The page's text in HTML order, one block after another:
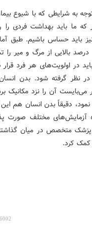
به شرایطی که با شیوع
ما باید بهداشت فردی را
باید حساس باشیم. طبق
درصد بالایی از مرگ و میر
در اولویت‌های هر فرد
نظر گرفته شود. بدن انسان
آن را نزد مکانیک
دقیقاً بدن انسان هم
آزمایش‌های مختلف صورت
متخصص در میان
کمک کرد.